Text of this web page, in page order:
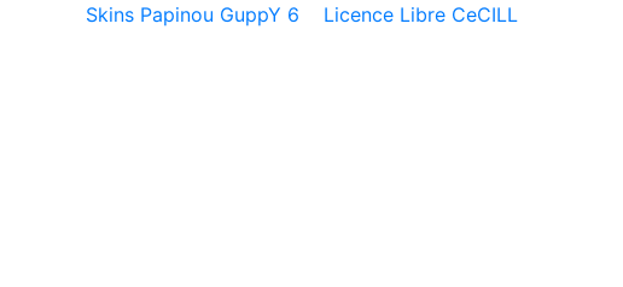
Skins Papinou GuppY 6
Licence Libre CeCILL